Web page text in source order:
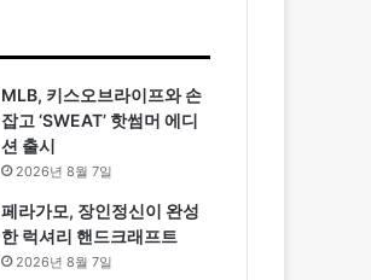
MLB, 키스오브라이프와 손
잡고 ‘SWEAT’ 핫썸머 에디
션 출시
2026년 8월 7일
페라가모, 장인정신이 완성
한 럭셔리 핸드크래프트
2026년 8월 7일